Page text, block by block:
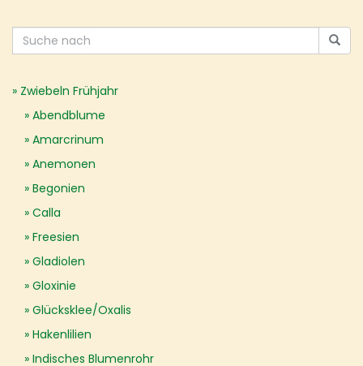
Zwiebeln Frühjahr
Abendblume
Amarcrinum
Anemonen
Begonien
Calla
Freesien
Gladiolen
Gloxinie
Glücksklee/Oxalis
Hakenlilien
Indisches Blumenrohr